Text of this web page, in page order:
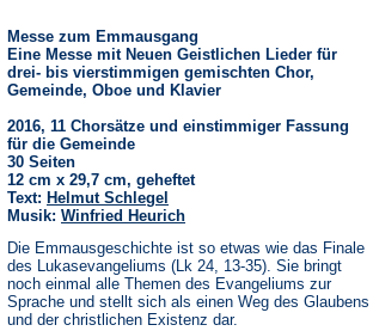
Messe zum Emmausgang
Eine Messe mit Neuen Geistlichen Lieder für
drei- bis vierstimmigen gemischten Chor,
Gemeinde, Oboe und Klavier
2016, 11 Chorsätze und einstimmiger Fassung
für die Gemeinde
30 Seiten
12 cm x 29,7 cm, geheftet
Text: Helmut Schlegel
Musik: Winfried Heurich
Die Emmausgeschichte ist so etwas wie das Finale
des Lukasevangeliums (Lk 24, 13-35). Sie bringt
noch einmal alle Themen des Evangeliums zur
Sprache und stellt sich als einen Weg des Glaubens
und der christlichen Existenz dar.